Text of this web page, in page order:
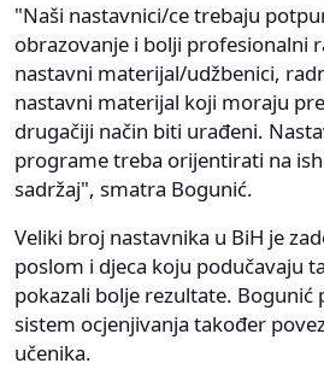
"Naši nastavnici/ce trebaju
obrazovanje i bolji profesionalni
nastavni materijal/udžbenici,
nastavni materijal koji moraju
drugačiji način biti urađeni.
programe treba orijentirati na
sadržaj", smatra Bogunić.
Veliki broj nastavnika u BiH je
poslom i djeca koju podučavaju
pokazali bolje rezultate.
sistem ocjenjivanja također
učenika.